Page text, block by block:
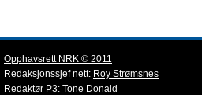
Opphavsrett NRK © 2011
Redaksjonssjef nett: Roy Strømsnes
Redaktør P3: Tone Donald